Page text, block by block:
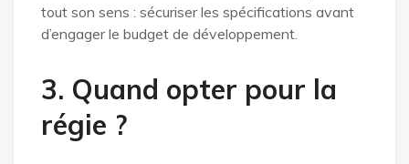
tout son sens : sécuriser les spécifications avant
d’engager le budget de développement.
3. Quand opter pour la
régie ?